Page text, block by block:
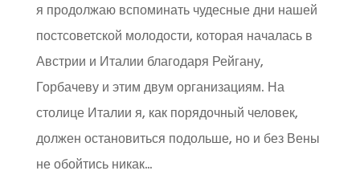
я продолжаю вспоминать чудесные дни нашей
постсоветской молодости, которая началась в
Австрии и Италии благодаря Рейгану,
Горбачеву и этим двум организациям. На
столице Италии я, как порядочный человек,
должен остановиться подольше, но и без Вены
не обойтись никак…